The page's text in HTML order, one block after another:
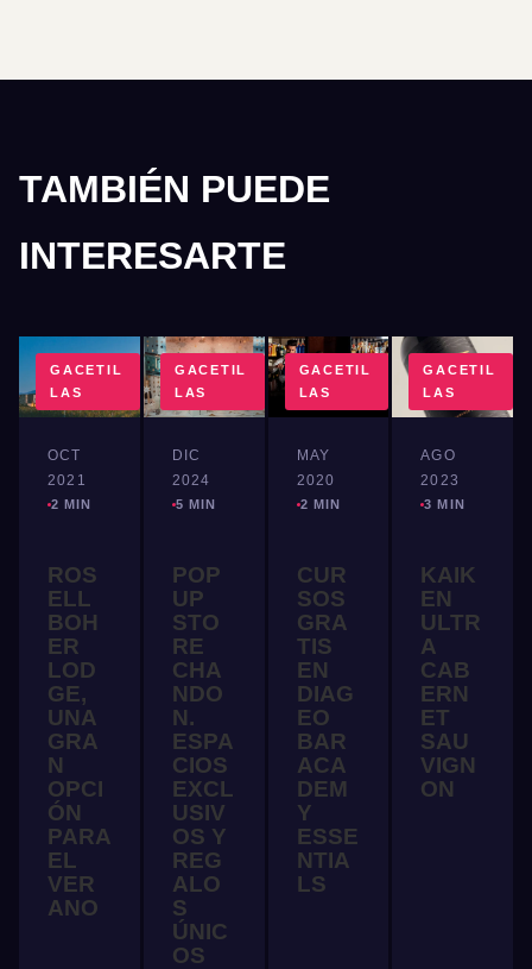
TAMBIÉN PUEDE
INTERESARTE
GACETIL
LAS
OCT
2021
2 MIN
ROS
ELL
BOH
ER
LOD
GE,
UNA
GRA
N
OPCI
ÓN
PARA
EL
VER
ANO
GACETIL
LAS
DIC
2024
5 MIN
POP
UP
STO
RE
CHA
NDO
N.
ESPA
CIOS
EXCL
USIV
OS Y
REG
ALO
S
ÚNIC
OS
GACETIL
LAS
MAY
2020
2 MIN
CUR
SOS
GRA
TIS
EN
DIAG
EO
BAR
ACA
DEM
Y
ESSE
NTIA
LS
GACETIL
LAS
AGO
2023
3 MIN
KAIK
EN
ULTR
A
CAB
ERN
ET
SAU
VIGN
ON